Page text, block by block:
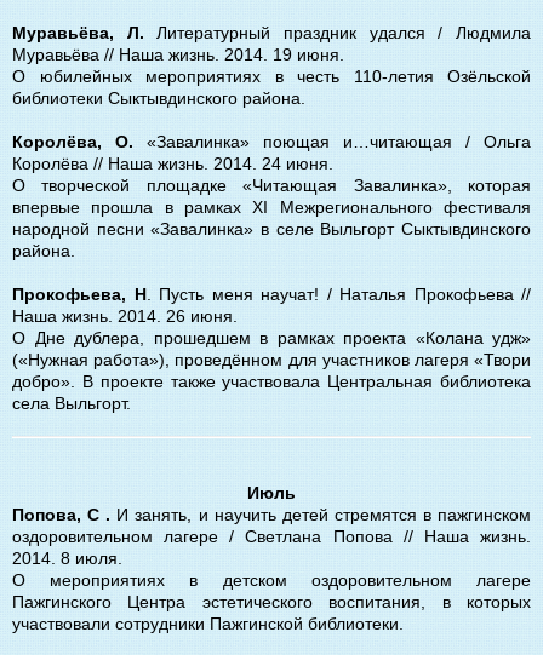
Муравьёва, Л.Литературный праздник удался / Людмила
Муравьёва // Наша жизнь. 2014. 19 июня.
О юбилейных мероприятиях в честь 110-летия Озёльской
библиотеки Сыктывдинского района.
Королёва, О. «Завалинка» поющая и…читающая / Ольга
Королёва // Наша жизнь. 2014. 24 июня.
О творческой площадке «Читающая Завалинка», которая
впервые прошла в рамках XI Межрегионального фестиваля
народной песни «Завалинка» в селе Выльгорт Сыктывдинского
района.
Прокофьева, Н. Пусть меня научат! / Наталья Прокофьева //
Наша жизнь. 2014. 26 июня.
О Дне дублера, прошедшем в рамках проекта «Колана удж»
(«Нужная работа»), проведённом для участников лагеря «Твори
добро». В проекте также участвовала Центральная библиотека
села Выльгорт.
Июль
Попова, С . И занять, и научить детей стремятся в пажгинском
оздоровительном лагере / Светлана Попова // Наша жизнь.
2014. 8 июля.
О мероприятиях в детском оздоровительном лагере
Пажгинского Центра эстетического воспитания, в которых
участвовали сотрудники Пажгинской библиотеки.